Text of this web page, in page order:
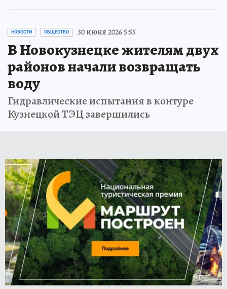
НОВОСТИ ОБЩЕСТВО 30 июня 2026 5:55
В Новокузнецке жителям двух
районов начали возвращать
воду
Гидравлические испытания в контуре
Кузнецкой ТЭЦ завершились